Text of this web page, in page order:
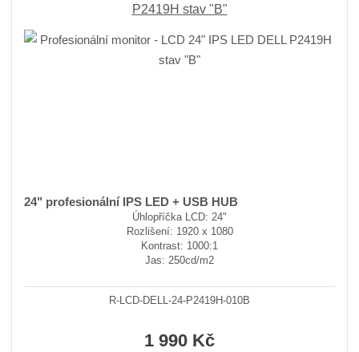
n
p
r
o
P2419H stav "B"
24" profesionální IPS LED + USB HUB
Úhlopříčka LCD: 24"
Rozlišení: 1920 x 1080
Kontrast: 1000:1
Jas: 250cd/m2
R-LCD-DELL-24-P2419H-010B
1 990 Kč